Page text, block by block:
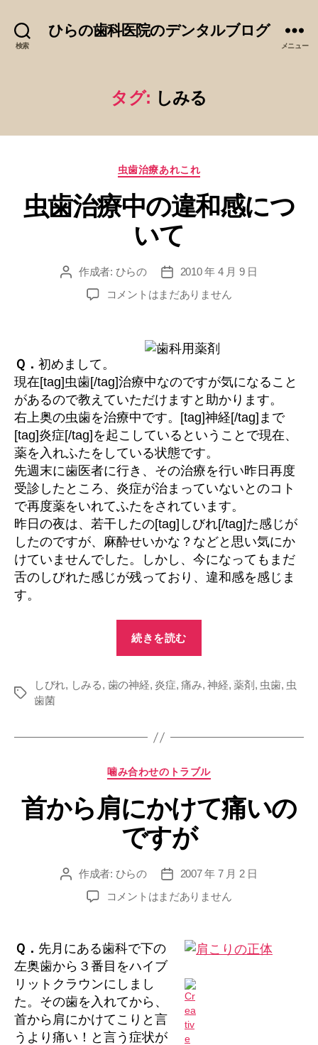
検索
ひらの歯科医院のデンタルブログ
メニュー
タグ: しみる
カ
ゴ
リ
ー
虫歯治療あれこれ
虫歯治療中の違和感につ
いて
投 作成者: ひらの
投
稿
日
2010 年 4 月 9 日
虫
の
違
和
感
に
つ
い
へ
の
コメントはまだありません
Ｑ． 初めまして。
現在[tag]虫歯[/tag]治療中なのですが気になること
があるので教えていただけますと助かります。
右上奥の虫歯を治療中です。[tag]神経[/tag]まで
[tag]炎症[/tag]を起こしているということで現在、
薬を入れふたをしている状態です。
先週末に歯医者に行き、その治療を行い昨日再度
受診したところ、炎症が治まっていないとのコト
で再度薬をいれてふたをされています。
昨日の夜は、若干したの[tag]しびれ[/tag]た感じが
したのですが、麻酔せいかな？などと思い気にか
けていませんでした。しかし、今になってもまだ
舌のしびれた感じが残っており、違和感を感じま
す。
続きを読む
療
感
に
つ
タ
しびれ, しみる, 歯の神経, 炎症, 痛み, 神経, 薬剤 , 虫歯, 虫
歯菌
カ
ゴ
リ
ー
噛み合わせのトラブル
首から肩にかけて痛いの
ですが
投 作成者: ひらの
投
稿
日
2007 年 7 月 2 日
首
肩
に
か
け
て
痛
い
コメントはまだありません
Ｑ． 先月にある歯科で下の
左奥歯から３番目をハイブ
リットクラウンにしまし
た。その歯を入れてから、
首から肩にかけてこりと言
うより痛い！と言う症状が